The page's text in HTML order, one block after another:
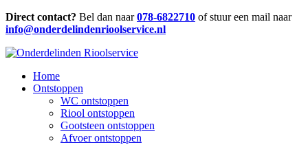
Direct contact? Bel dan naar078-6822710 of stuur een mail naar
info@onderdelindenrioolservice.nl
Home
Ontstoppen
WC ontstoppen
Riool ontstoppen
Gootsteen ontstoppen
Afvoer ontstoppen